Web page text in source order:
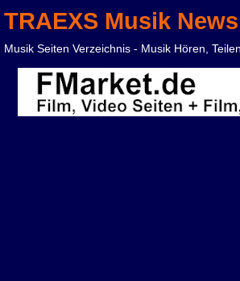
TRAEXS Musik News
Musik Seiten Verzeichnis - Musik Hören,